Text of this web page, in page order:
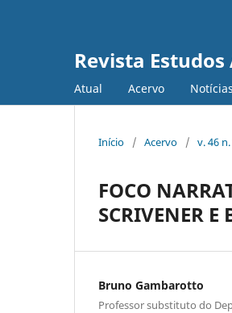
Revista
Atual Acervo Notícias
Início / Acervo / v. 46
FOCO
SCRIVENER
Bruno Gambarotto
Professor substituto do